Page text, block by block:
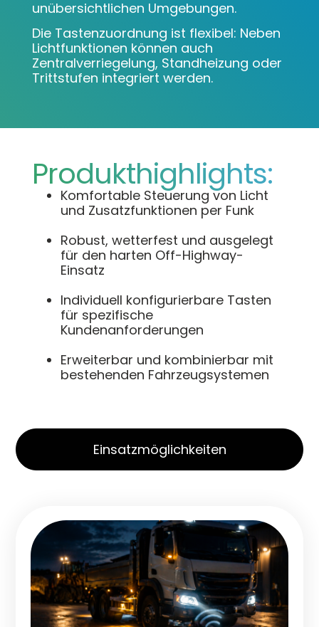
unübersichtlichen Umgebungen.
Die Tastenzuordnung ist flexibel: Neben
Lichtfunktionen können auch
Zentralverriegelung, Standheizung oder
Trittstufen integriert werden.
Produkthighlights:
Komfortable Steuerung von Licht
und Zusatzfunktionen per Funk
Robust, wetterfest und ausgelegt
für den harten Off-Highway-
Einsatz
Individuell konfigurierbare Tasten
für spezifische
Kundenanforderungen
Erweiterbar und kombinierbar mit
bestehenden Fahrzeugsystemen
Einsatzmöglichkeiten